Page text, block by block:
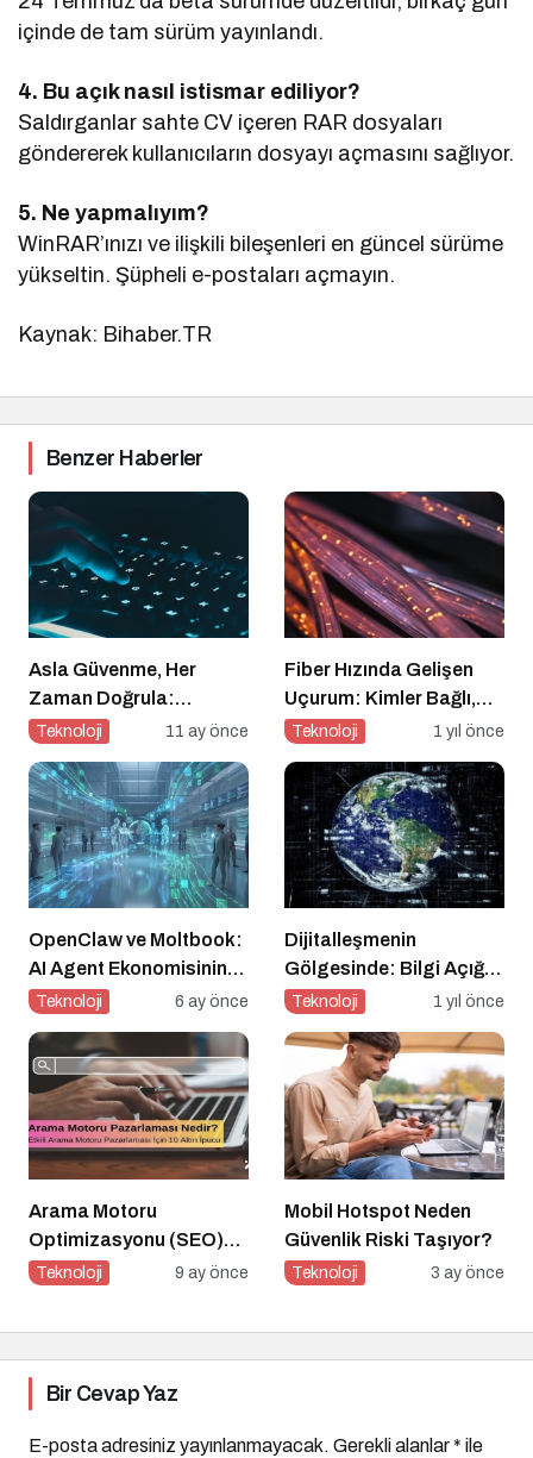
içinde de tam sürüm yayınlandı.
4. Bu açık nasıl istismar ediliyor?
Saldırganlar sahte CV içeren RAR dosyaları
göndererek kullanıcıların dosyayı açmasını sağlıyor.
5. Ne yapmalıyım?
WinRAR’ınızı ve ilişkili bileşenleri en güncel sürüme
yükseltin. Şüpheli e-postaları açmayın.
Kaynak: Bihaber.TR
Benzer Haberler
Asla Güvenme, Her
Zaman Doğrula:
Şirketler İçin Parola
Teknoloji 11 ay önce
Fiber Hızında Gelişen
Uçurum: Kimler Bağlı,
Kimler Dışarıda
Teknoloji 1 yıl önce
OpenClaw ve Moltbook:
AI Agent Ekonomisinin
İlk Altyapıları
Teknoloji 6 ay önce
Dijitalleşmenin
Gölgesinde: Bilgi Açığı
Büyüyor mu?
Teknoloji 1 yıl önce
Arama Motoru
Optimizasyonu (SEO)
Nedir? Etkili SEO İçin 10
Teknoloji 9 ay önce
Mobil Hotspot Neden
Güvenlik Riski Taşıyor?
Teknoloji 3 ay önce
Bir Cevap Yaz
E-posta adresiniz yayınlanmayacak. Gerekli alanlar* ile